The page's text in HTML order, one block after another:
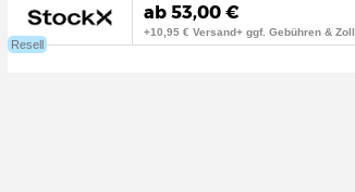
Resell
ab 53,00 €
+10,95 € Versand+ ggf. Gebühren & Zoll